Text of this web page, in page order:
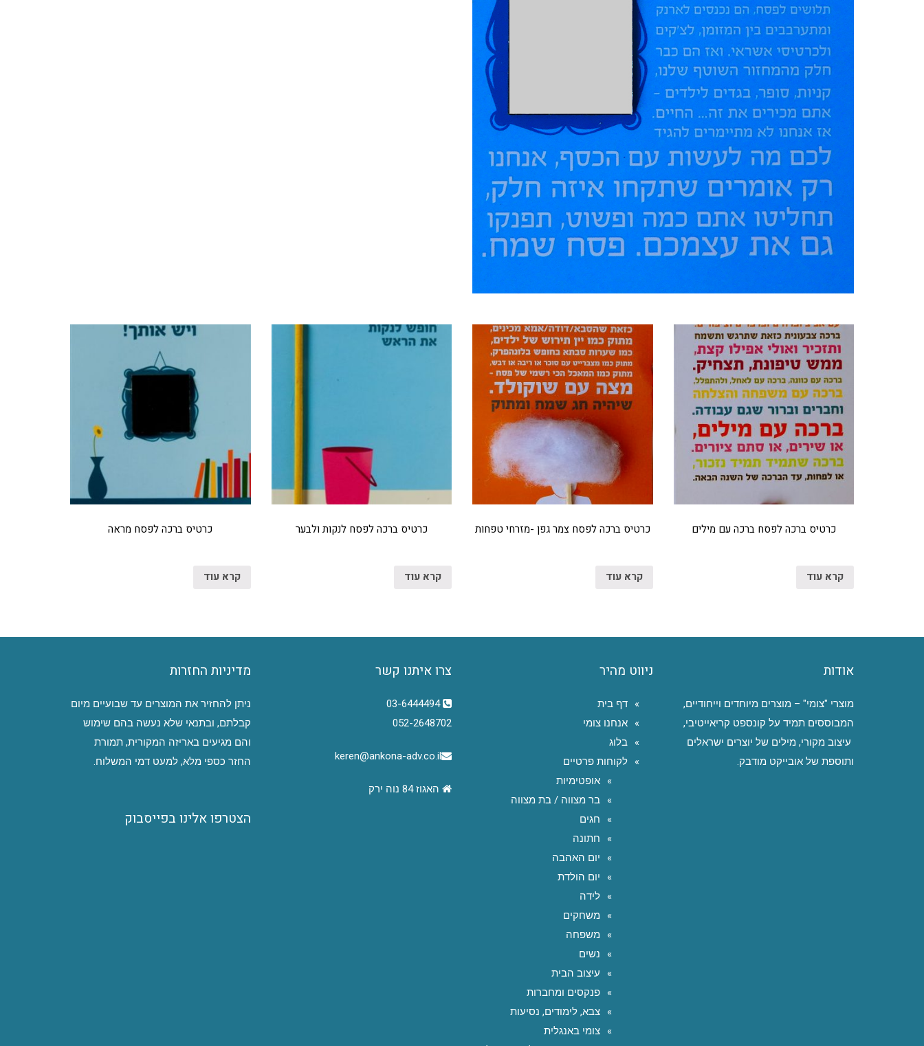
מוצרים קשורים
כרטיס ברכה לפסח ברכה עם מילים
קרא עוד
כרטיס ברכה לפסח צמר גפן -מזרחי טפחות
קרא עוד
כרטיס ברכה לפסח לנקות ולבער
קרא עוד
כרטיס ברכה לפסח מראה
קרא עוד
אודות
מוצרי "צומי" – מוצרים מיוחדים וייחודיים,
המבוססים תמיד על קונספט קריאייטיבי,
עיצוב מקורי, מילים של יוצרים ישראלים
ותוספת של אובייקט מודבק.
ניווט מהיר
דף בית
אנחנו צומי
בלוג
לקוחות פרטיים
אופטימיות
בר מצווה / בת מצווה
חגים
חתונה
יום האהבה
יום הולדת
לידה
משחקים
משפחה
נשים
עיצוב הבית
פנקסים ומחברות
צבא, לימודים, נסיעות
צומי באנגלית
צרו איתנו קשר
03-6444494
052-2648702
keren@ankona-adv.co.il
האגוז 84 נוה ירק
מדיניות החזרות
ניתן להחזיר את המוצרים עד שבועיים מיום
קבלתם, ובתנאי שלא נעשה בהם שימוש
והם מגיעים באריזה המקורית, תמורת
החזר כספי מלא, למעט דמי המשלוח.
הצטרפו אלינו בפייסבוק